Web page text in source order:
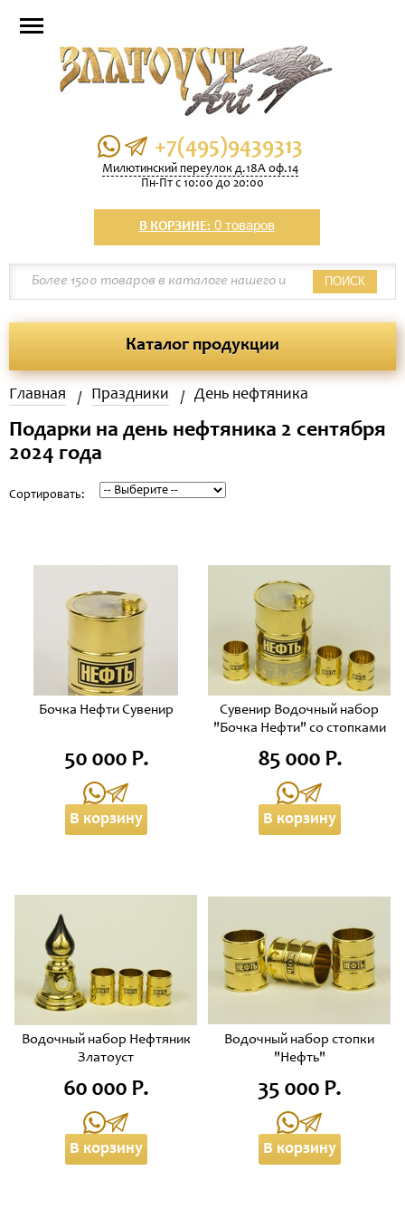
+7(495)9439313
Милютинский переулок д.18А оф.14
Пн-Пт с 10:00 до 20:00
В КОРЗИНЕ: 0 товаров
ПОИСК
Каталог продукции
Главная Праздники День нефтяника
Подарки на день нефтяника 2 сентября
2024 года
Сортировать:
Бочка Нефти Сувенир
50 000 Р.
В корзину
Сувенир Водочный набор
"Бочка Нефти" со стопками
85 000 Р.
В корзину
Водочный набор Нефтяник
Златоуст
60 000 Р.
В корзину
Водочный набор стопки
"Нефть"
35 000 Р.
В корзину